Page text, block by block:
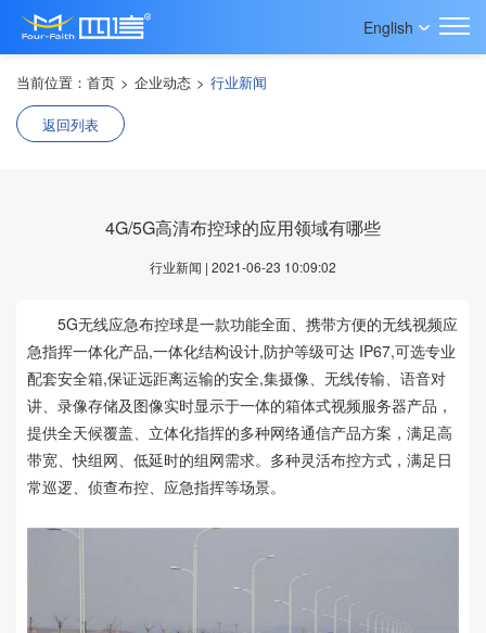
English
当前位置： 首页 > 企业动态 > 行业新闻
返回列表
4G/5G高清布控球的应用领域有哪些
行业新闻 | 2021-06-23 10:09:02
5G无线应急布控球是一款功能全面、携带方便的无线视频应
急指挥一体化产品,一体化结构设计,防护等级可达 IP67,可选专业
配套安全箱,保证远距离运输的安全,集摄像、无线传输、语音对
讲、录像存储及图像实时显示于一体的箱体式视频服务器产品，
提供全天候覆盖、立体化指挥的多种网络通信产品方案，满足高
带宽、快组网、低延时的组网需求。多种灵活布控方式，满足日
常巡逻、侦查布控、应急指挥等场景。